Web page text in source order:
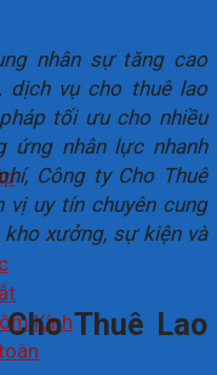
Kính
nhân sự tăng cao
dịch vụ cho thuê lao
tối ưu cho nhiều
ứng nhân lực nhanh
Công ty Cho Thuê
uy tín chuyên cung
xưởng, sự kiện và
Thuê Lao